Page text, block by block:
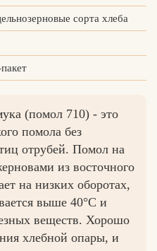
сорта хлеба
(помол 710) - это
помола без
отрубей. Помол на
из восточного
на низких оборотах,
выше 40°С и
веществ. Хорошо
хлебной опары, и